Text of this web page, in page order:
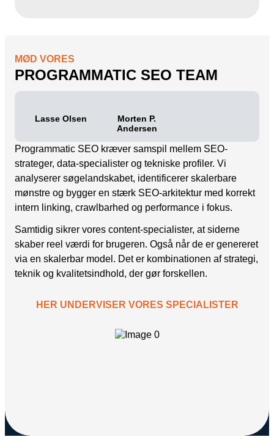
MØD VORES
PROGRAMMATIC SEO TEAM
Lasse Olsen
Morten P.
Andersen
Programmatic SEO kræver samspil mellem SEO-
strateger, data-specialister og tekniske profiler. Vi
analyserer søgelandskabet, identificerer skalerbare
mønstre og bygger en stærk SEO-arkitektur med korrekt
intern linking, crawlbarhed og performance i fokus.
Samtidig sikrer vores content-specialister, at siderne
skaber reel værdi for brugeren. Også når de er genereret
via en skalerbar model. Det er kombinationen af strategi,
teknik og kvalitetsindhold, der gør forskellen.
HER UNDERVISER VORES SPECIALISTER